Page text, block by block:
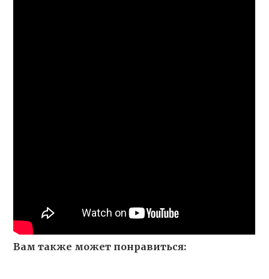
Вам также может понравиться: